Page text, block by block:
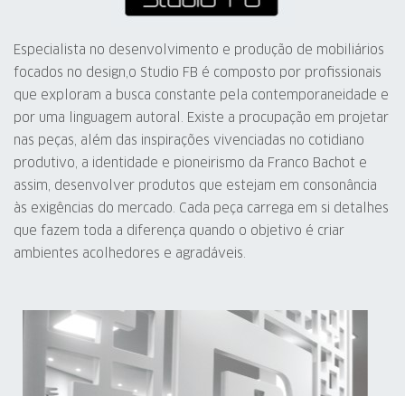
Especialista no desenvolvimento e produção de mobiliários
focados no design,o Studio FB é composto por profissionais
que exploram a busca constante pela contemporaneidade e
por uma linguagem autoral. Existe a procupação em projetar
nas peças, além das inspirações vivenciadas no cotidiano
produtivo, a identidade e pioneirismo da Franco Bachot e
assim, desenvolver produtos que estejam em consonância
às exigências do mercado. Cada peça carrega em si detalhes
que fazem toda a diferença quando o objetivo é criar
ambientes acolhedores e agradáveis.